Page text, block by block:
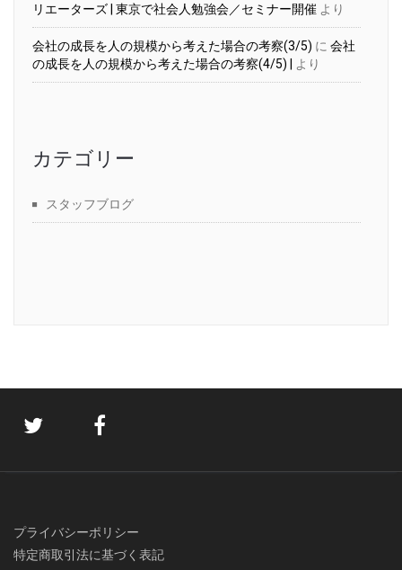
リエーターズ | 東京で社会人勉強会／セミナー開催 より
会社の成長を人の規模から考えた場合の考察(3/5) に 会社
の成長を人の規模から考えた場合の考察(4/5) |
より
カテゴリー
スタッフブログ
プライバシーポリシー
特定商取引法に基づく表記